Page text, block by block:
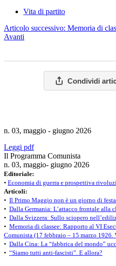
Vita di partito
Articolo successivo: Memoria di
Avanti
Condividi
n. 03, maggio - giugno 2026
Leggi pdf
Il Programma Comunista
n. 03, maggio- giugno 2026
Editoriale:
• Economia di guerra e prospettiva
Articoli:
• Il Primo Maggio non è un giorno di
• Dalla Germania: L’attacco frontale alla
• Dalla Svizzera: Sullo sciopero
• Memoria di classee: Rapporto al VI
Comunista (17 febbraio – 15 marzo 1926.
• Dalla Cina: La “fabbrica del mondo”
• “Siamo tutti anti-fascisti”. E allora?